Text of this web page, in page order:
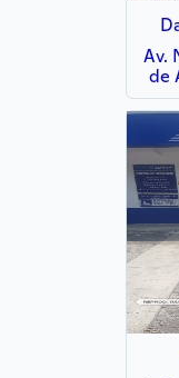
Av.
de